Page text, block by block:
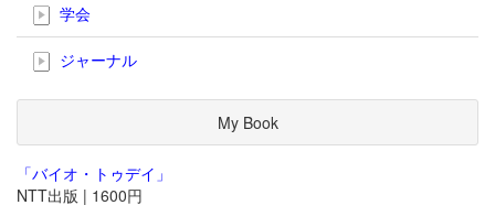
学会
ジャーナル
My Book
「バイオ・トゥデイ」
NTT出版 | 1600円